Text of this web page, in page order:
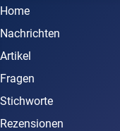
Home
Nachrichten
Artikel
Fragen
Stichworte
Rezensionen